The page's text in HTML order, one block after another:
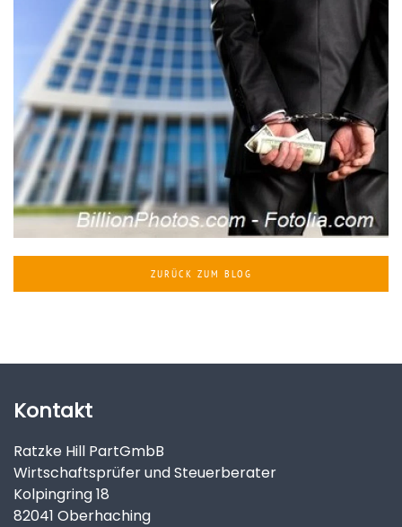
ZURÜCK ZUM BLOG
Kontakt
Ratzke Hill PartGmbB
Wirtschaftsprüfer und Steuerberater
Kolpingring 18
82041 Oberhaching